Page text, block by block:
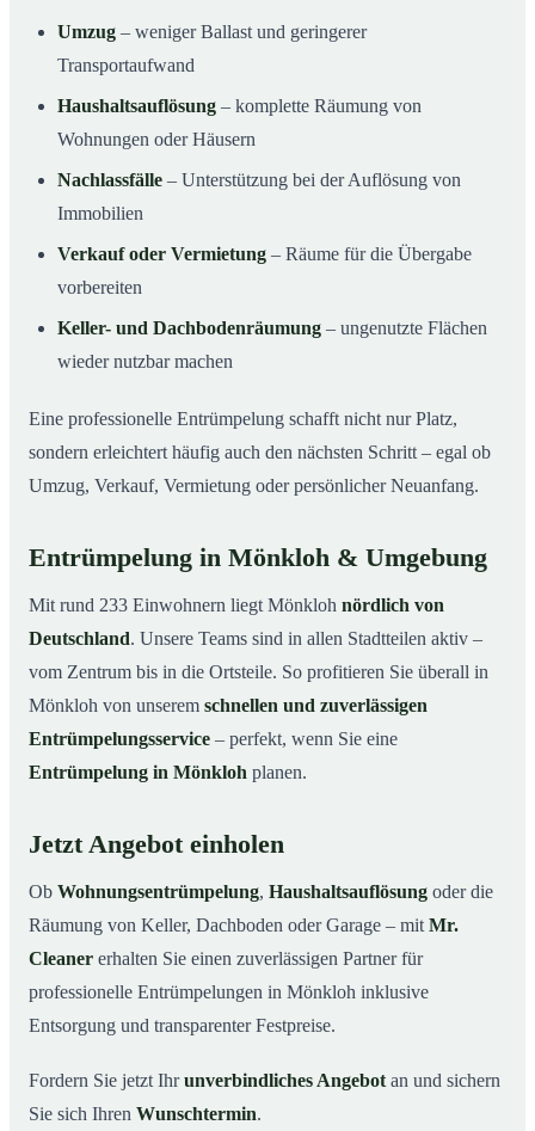
Umzug – weniger Ballast und geringerer
Transportaufwand
Haushaltsauflösung – komplette Räumung von
Wohnungen oder Häusern
Nachlassfälle – Unterstützung bei der Auflösung von
Immobilien
Verkauf oder Vermietung – Räume für die Übergabe
vorbereiten
Keller- und Dachbodenräumung – ungenutzte Flächen
wieder nutzbar machen
Eine professionelle Entrümpelung schafft nicht nur Platz,
sondern erleichtert häufig auch den nächsten Schritt – egal ob
Umzug, Verkauf, Vermietung oder persönlicher Neuanfang.
Entrümpelung in Mönkloh & Umgebung
Mit rund 233 Einwohnern liegt Mönkloh nördlich von
Deutschland. Unsere Teams sind in allen Stadtteilen aktiv –
vom Zentrum bis in die Ortsteile. So profitieren Sie überall in
Mönkloh von unserem schnellen und zuverlässigen
Entrümpelungsservice – perfekt, wenn Sie eine
Entrümpelung in Mönkloh planen.
Jetzt Angebot einholen
Ob Wohnungsentrümpelung, Haushaltsauflösung oder die
Räumung von Keller, Dachboden oder Garage – mit Mr.
Cleaner erhalten Sie einen zuverlässigen Partner für
professionelle Entrümpelungen in Mönkloh inklusive
Entsorgung und transparenter Festpreise.
Fordern Sie jetzt Ihrunverbindliches Angebot an und sichern
Sie sich Ihren Wunschtermin.